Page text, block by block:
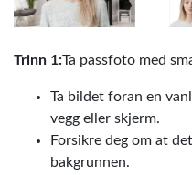
Trinn 1:Ta passfoto med
Ta bildet foran en
vegg eller skjerm.
Forsikre deg om at
bakgrunnen.